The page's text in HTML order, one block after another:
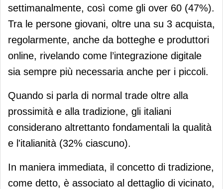
settimanalmente, così come gli over 60 (47%).
Tra le persone giovani, oltre una su 3 acquista,
regolarmente, anche da botteghe e produttori
online, rivelando come l’integrazione digitale
sia sempre più necessaria anche per i piccoli.
Quando si parla di normal trade oltre alla
prossimità e alla tradizione, gli italiani
considerano altrettanto fondamentali la qualità
e l'italianità (32% ciascuno).
In maniera immediata, il concetto di tradizione,
come detto, è associato al dettaglio di vicinato,